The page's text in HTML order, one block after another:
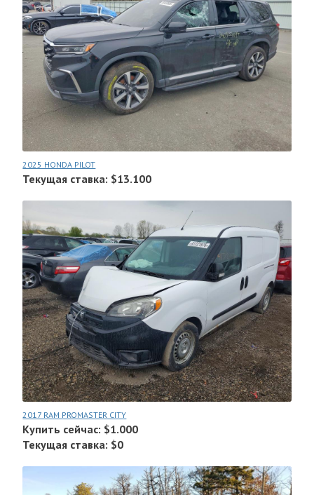
2025 HONDA PILOT
Текущая ставка: $13.100
2017 RAM PROMASTER CITY
Купить сейчас: $1.000
Текущая ставка: $0